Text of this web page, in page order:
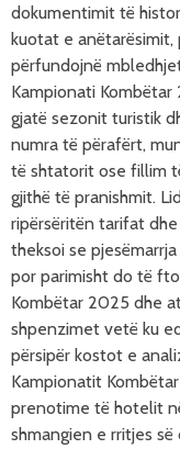
dokumentimit të
kuotat e
përfundojnë
Kampionati
gjatë sezonit turistik
numra të përafërt,
të shtatorit ose fillim
gjithë të pranishmit.
ripërsëritën tarifat
theksoi se
por parimisht do të
Kombëtar 2025 dhe
shpenzimet vetë ku
përsipër kostot e
Kampionatit
prenotime të hotelit
shmangien e rritjes